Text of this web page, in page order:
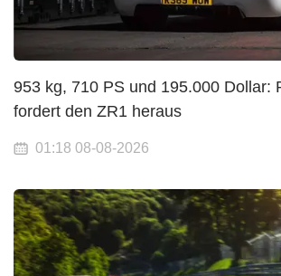
953 kg, 710 PS und 195.000 Dollar:
fordert den ZR1 heraus
01:18 08-08-2026